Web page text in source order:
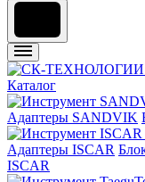
Каталог
Адаптеры SANDVIK
Адаптеры ISCAR
ISCAR